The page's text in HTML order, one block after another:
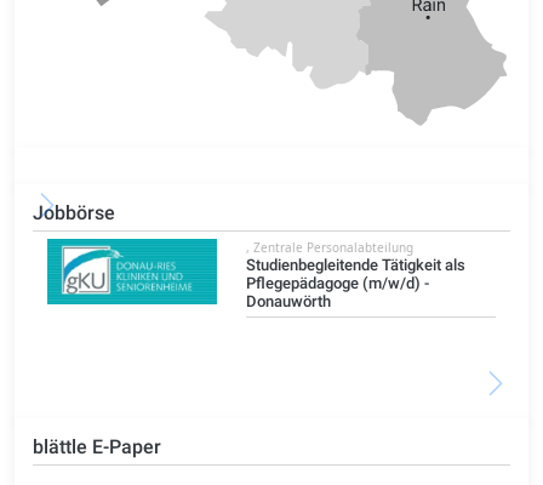
Jobbörse
, Zentrale Personalabteilung
Studienbegleitende Tätigkeit als
Pflegepädagoge (m/w/d) -
Donauwörth
blättle E-Paper